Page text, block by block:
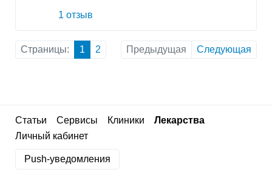
1 отзыв
Страницы: 1 2 Предыдущая Следующая
Статьи Сервисы Клиники
Лекарства
Личный кабинет
Push-уведомления